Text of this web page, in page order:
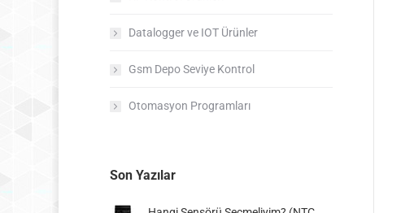
Datalogger ve IOT Ürünler
Gsm Depo Seviye Kontrol
Otomasyon Programları
Son Yazılar